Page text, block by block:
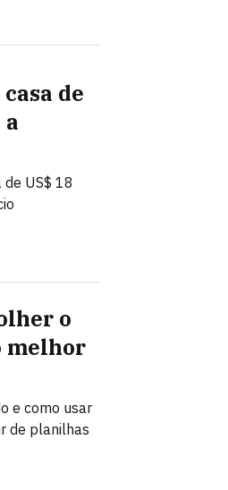
de
US$ 18
o
melhor
e como usar
de planilhas